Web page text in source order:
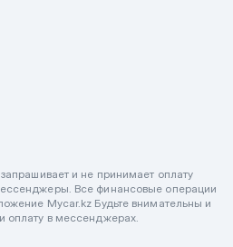
и не принимает оплату
Все финансовые операции
Mycar.kz Будьте внимательны и
оплату в мессенджерах.